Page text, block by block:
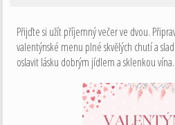
Přijďte si užít příjemný večer ve dvou.
valentýnské menu plné skvělých chutí a
oslavit lásku dobrým jídlem a sklenkou vína.